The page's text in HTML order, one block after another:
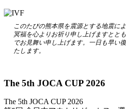
このたびの熊本県を震源とする地震に
冥福を心よりお祈り申し上げますとと
でお見舞い申し上げます。一日も早い
たします。
The 5th JOCA CUP 2026
The 5th JOCA CUP 2026